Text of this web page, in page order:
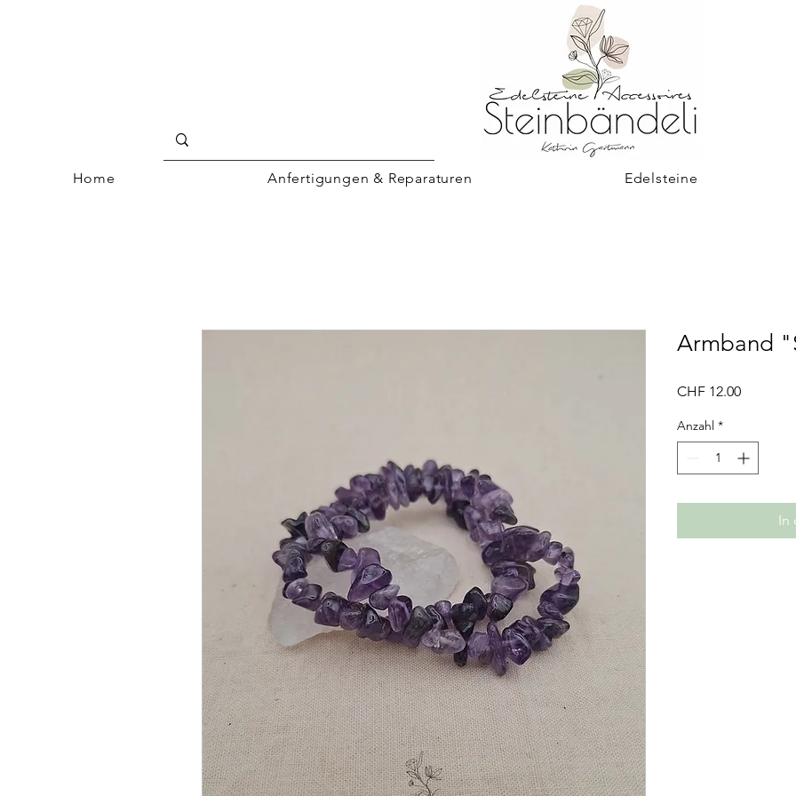
Home Anfertigungen & Reparaturen Edelsteine
Armband
CHF 12.00Preis
Anzahl *
In